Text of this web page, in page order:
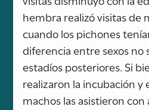
hembra realizó visitas de
cuando los pichones
diferencia entre sexos no
estadíos posteriores. Si
realizaron la incubación y
machos las asistieron